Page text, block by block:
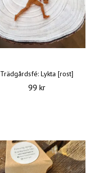
Trädgårdsfé: Lykta [rost]
99 kr